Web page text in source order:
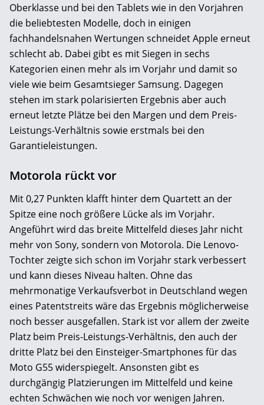
Oberklasse und bei den Tablets wie in den Vorjahren
die beliebtesten Modelle, doch in einigen
fachhandelsnahen Wertungen schneidet Apple erneut
schlecht ab. Dabei gibt es mit Siegen in sechs
Kategorien einen mehr als im Vorjahr und damit so
viele wie beim Gesamtsieger Samsung. Dagegen
stehen im stark polarisierten Ergebnis aber auch
erneut letzte Plätze bei den Margen und dem Preis-
Leistungs-Verhältnis sowie erstmals bei den
Garantieleistungen.
Motorola rückt vor
Mit 0,27 Punkten klafft hinter dem Quartett an der
Spitze eine noch größere Lücke als im Vorjahr.
Angeführt wird das breite Mittelfeld dieses Jahr nicht
mehr von Sony, sondern von Motorola. Die Lenovo-
Tochter zeigte sich schon im Vorjahr stark verbessert
und kann dieses ­Niveau halten. Ohne das
mehrmonatige Verkaufsverbot in Deutschland wegen
eines Patentstreits wäre das Ergebnis möglicherweise
noch besser ausgefallen. Stark ist vor allem der zweite
Platz beim Preis-Leistungs-Verhältnis, den auch der
dritte Platz bei den Einsteiger-Smartphones für das
Moto G55 widerspiegelt. Ansonsten gibt es
durchgängig Platzierungen im Mittelfeld und keine
echten Schwächen wie noch vor wenigen Jahren.